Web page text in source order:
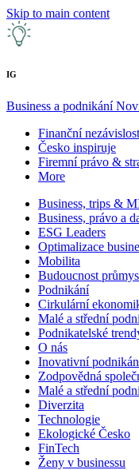
Skip to main content
IG
Business a podnikání
Finanční nezávislost
Česko inspiruje
Firemní právo &
More
Business, trips &
Business, právo a
ESG Leaders
Optimalizace
Mobilita
Budoucnost
Podnikání
Cirkulární
Malé a střední
Podnikatelské
O nás
Inovativní
Zodpovědná
Malé a střední
Diverzita
Technologie
Ekologické Česko
FinTech
Ženy v businessu